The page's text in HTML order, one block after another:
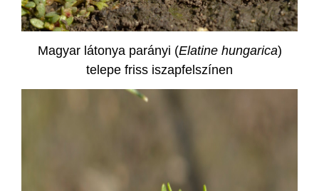
Magyar látonya parányi (Elatine hungarica)
telepe friss iszapfelszínen